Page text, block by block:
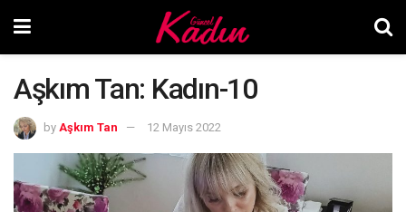
Aşkım Tan: Kadın-10
by Aşkım Tan 12 Mayıs 2022